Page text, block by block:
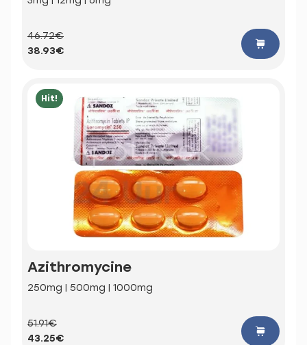
46.72€
38.93€
Hit!
Azithromycine
250mg | 500mg | 1000mg
51.91€
43.25€